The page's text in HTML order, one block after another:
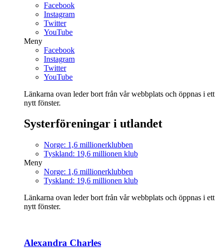
Facebook
Instagram
Twitter
YouTube
Meny
Facebook
Instagram
Twitter
YouTube
Länkarna ovan leder bort från vår webbplats och öppnas i ett
nytt fönster.
Systerföreningar i utlandet
Norge: 1,6 millionerklubben
Tyskland: 19,6 millionen klub
Meny
Norge: 1,6 millionerklubben
Tyskland: 19,6 millionen klub
Länkarna ovan leder bort från vår webbplats och öppnas i ett
nytt fönster.
Alexandra Charles